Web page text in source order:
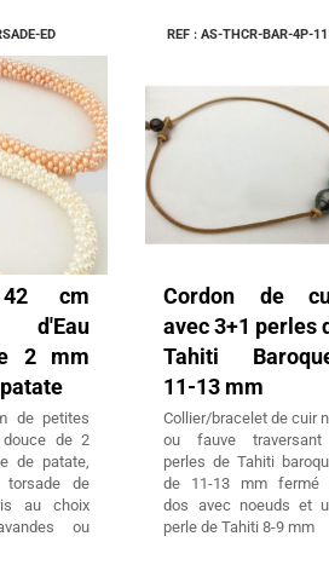
ED
cm
d'Eau
2 mm
de petites
douce de 2
de patate,
torsade de
au choix
ou
REF : AS-THCR-BAR-4P-
Cordon de
avec 3+1 perles
Tahiti
11-13 mm
Collier/bracelet de cuir
ou fauve
perles de Tahiti
de 11-13 mm fermé
dos avec noeuds et
perle de Tahiti 8-9 mm